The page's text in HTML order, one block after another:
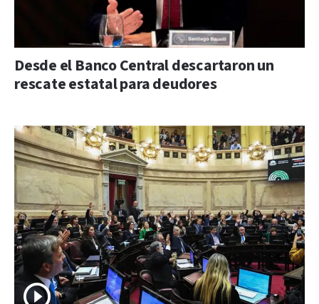
Desde el Banco Central descartaron un
rescate estatal para deudores